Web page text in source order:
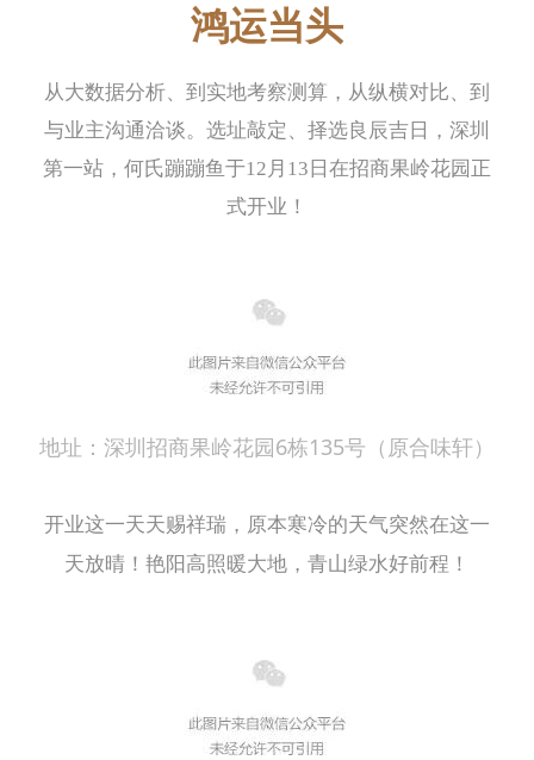
鸿运当头
从大数据分析、到实地考察测算，从纵横对比、到
与业主沟通洽谈。选址敲定、择选良辰吉日，深圳
第一站，何氏蹦蹦鱼于12月13日在招商果岭花园正
式开业！
地址： 深圳招商果岭花园6栋135号（原合味轩）
开业这一天天赐祥瑞，原本寒冷的天气突然在这一
天放晴！艳阳高照暖大地，青山绿水好前程！